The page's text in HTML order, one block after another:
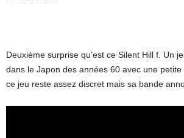
Deuxième surprise qu’est ce Silent Hill f. Un
dans le Japon des années 60 avec une
ce jeu reste assez discret mais sa bande